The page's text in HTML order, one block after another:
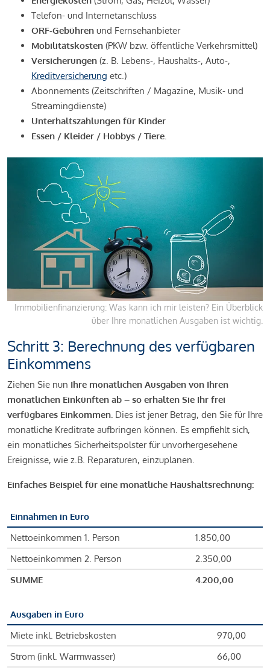
Telefon- und Internetanschluss
ORF-Gebühren und Fernsehanbieter
Mobilitätskosten (PKW bzw. öffentliche Verkehrsmittel)
Versicherungen (z. B. Lebens-, Haushalts-, Auto-,
Kreditversicherung etc.)
Abonnements (Zeitschriften / Magazine, Musik- und
Streamingdienste)
Unterhaltszahlungen für Kinder
Essen / Kleider / Hobbys / Tiere.
Immobilienfinanzierung: Was kann ich mir leisten? Ein Überblick
über Ihre monatlichen Ausgaben ist wichtig.
Schritt 3: Berechnung des verfügbaren
Einkommens
Ziehen Sie nun Ihre monatlichen Ausgaben von Ihren
monatlichen Einkünften ab – so erhalten Sie Ihr frei
verfügbares Einkommen. Dies ist jener Betrag, den Sie für Ihre
monatliche Kreditrate aufbringen können. Es empfiehlt sich,
ein monatliches Sicherheitspolster für unvorhergesehene
Ereignisse, wie z.B. Reparaturen, einzuplanen.
Einfaches Beispiel für eine monatliche Haushaltsrechnung:
Einnahmen in Euro
Nettoeinkommen 1. Person
1.850,00
Nettoeinkommen 2. Person
2.350,00
SUMME
4.200,00
Ausgaben in Euro
Miete inkl. Betriebskosten
970,00
Strom (inkl. Warmwasser)
66,00